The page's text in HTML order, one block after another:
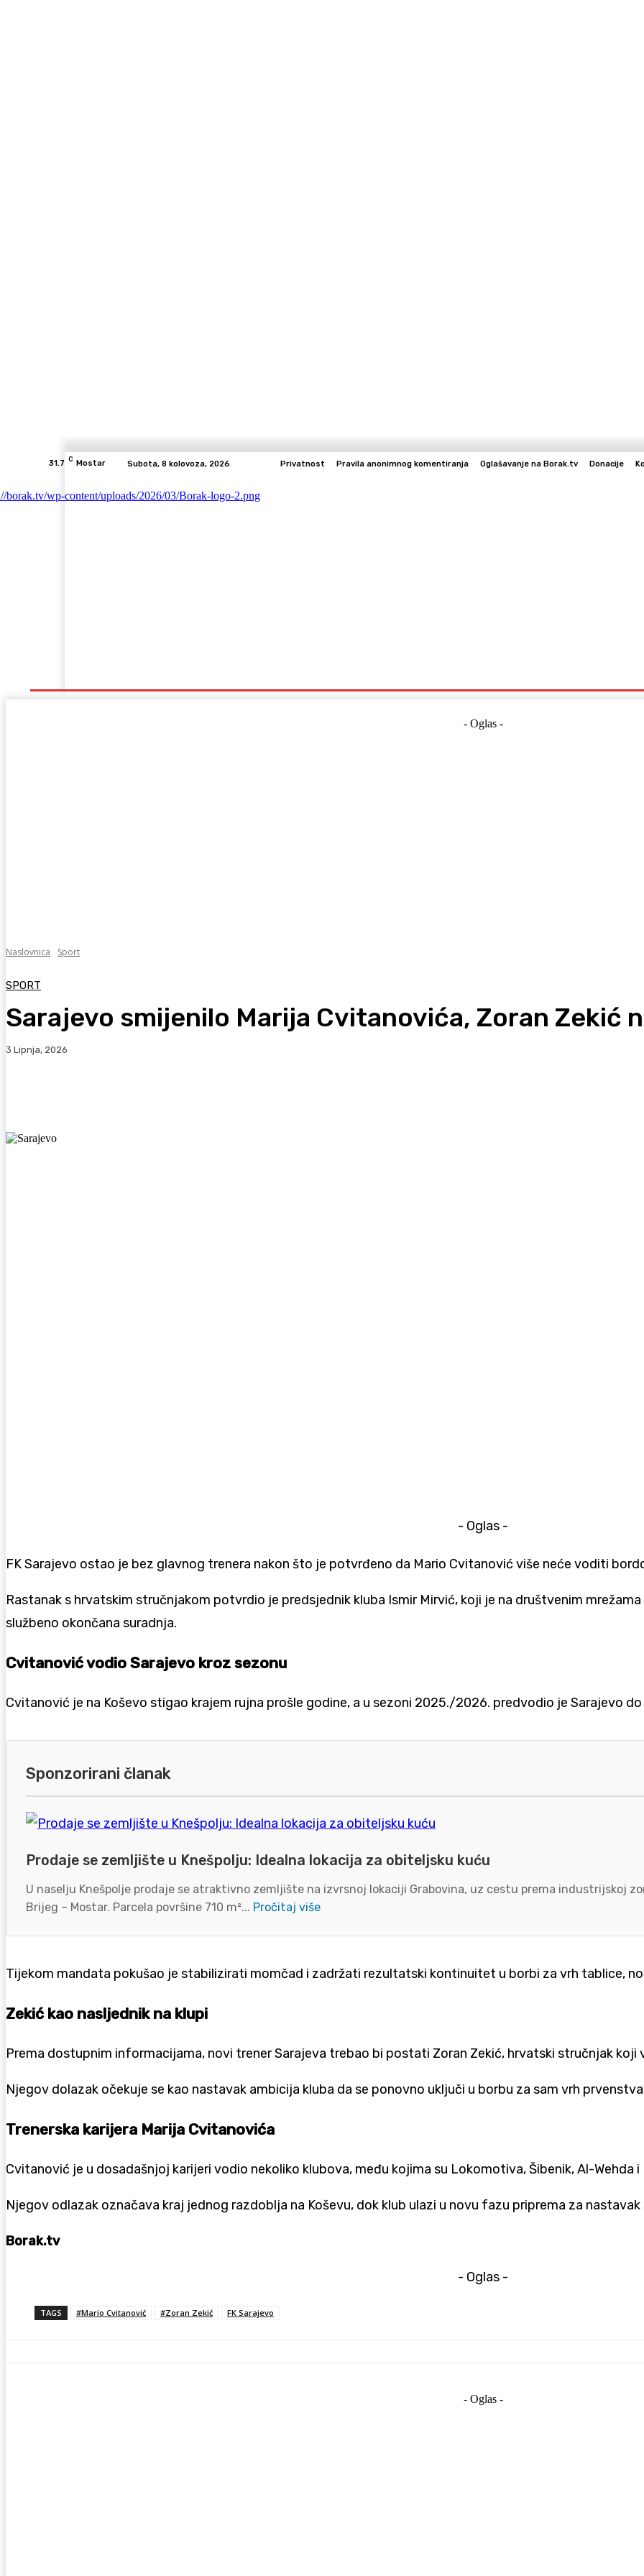
31.7 C Mostar Subota, 8 kolovoza, 2026 Privatnost Pravila anonimnog komentiranja Oglašavanje na Borak.tv Donacije
- Oglas -
Naslovnica Sport
SPORT
Sarajevo smijenilo Marija Cvitanovića, Zoran Zekić
3 Lipnja, 2026
- Oglas -
FK Sarajevo ostao je bez glavnog trenera nakon što je potvrđeno da Mario Cvitanović više neće voditi
Rastanak s hrvatskim stručnjakom potvrdio je predsjednik kluba Ismir Mirvić, koji je na društvenim
službeno okončana suradnja.
Cvitanović vodio Sarajevo kroz sezonu
Cvitanović je na Koševo stigao krajem rujna prošle godine, a u sezoni 2025./2026. predvodio je Sarajevo
Sponzorirani članak
Prodaje se zemljište u Knešpolju: Idealna lokacija za obiteljsku kuću
U naselju Knešpolje prodaje se atraktivno zemljište na izvrsnoj lokaciji Grabovina, uz cestu prema industrijskoj
Brijeg – Mostar. Parcela površine 710 m²... Pročitaj više
Tijekom mandata pokušao je stabilizirati momčad i zadržati rezultatski kontinuitet u borbi za vrh tablice,
Zekić kao nasljednik na klupi
Prema dostupnim informacijama, novi trener Sarajeva trebao bi postati Zoran Zekić, hrvatski stručnjak koji
Njegov dolazak očekuje se kao nastavak ambicija kluba da se ponovno uključi u borbu za sam vrh
Trenerska karijera Marija Cvitanovića
Cvitanović je u dosadašnjoj karijeri vodio nekoliko klubova, među kojima su Lokomotiva, Šibenik, Al-Wehda
Njegov odlazak označava kraj jednog razdoblja na Koševu, dok klub ulazi u novu fazu priprema za nastavak
Borak.tv
- Oglas -
TAGS #Mario Cvitanović #Zoran Zekić FK Sarajevo
- Oglas -